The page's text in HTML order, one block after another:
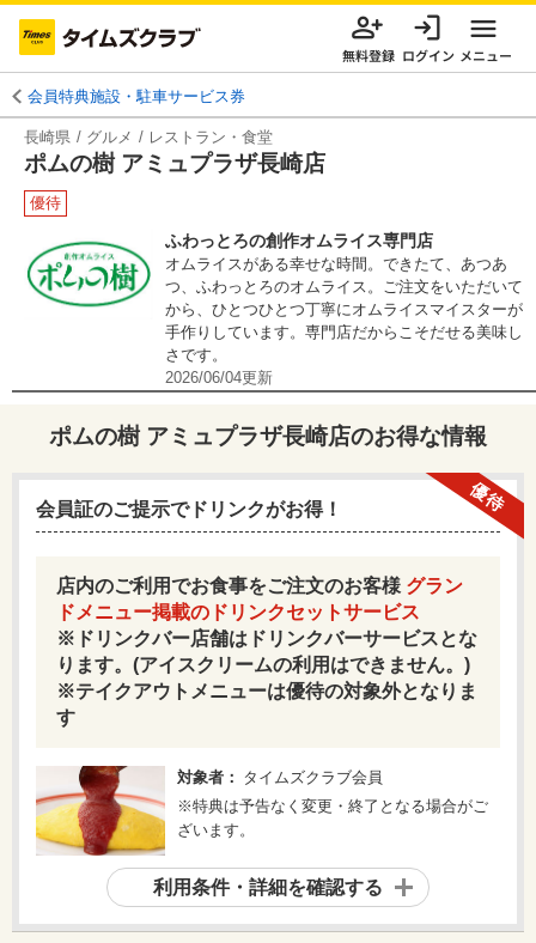
無料登録 ログイン メニュー
会員特典施設・駐車サービス券
長崎県 グルメ レストラン・食堂
ポムの樹 アミュプラザ長崎店
優待
ふわっとろの創作オムライス専門店
オムライスがある幸せな時間。できたて、あつあ
つ、ふわっとろのオムライス。ご注文をいただいて
から、ひとつひとつ丁寧にオムライスマイスターが
手作りしています。専門店だからこそだせる美味し
さです。
2026/06/04更新
ポムの樹 アミュプラザ長崎店のお得な情報
優待
会員証のご提示でドリンクがお得！
店内のご利用でお食事をご注文のお客様 グラン
ドメニュー掲載のドリンクセットサービス
※ドリンクバー店舗はドリンクバーサービスとな
ります。(アイスクリームの利用はできません。)
※テイクアウトメニューは優待の対象外となりま
す
対象者： タイムズクラブ会員
※特典は予告なく変更・終了となる場合がご
ざいます。
利用条件・詳細を確認する